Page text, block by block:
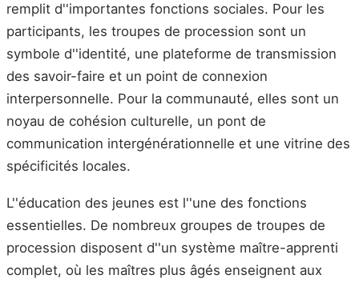
remplit d''importantes fonctions sociales. Pour les
participants, les troupes de procession sont un
symbole d''identité, une plateforme de transmission
des savoir-faire et un point de connexion
interpersonnelle. Pour la communauté, elles sont un
noyau de cohésion culturelle, un pont de
communication intergénérationnelle et une vitrine des
spécificités locales.
L''éducation des jeunes est l''une des fonctions
essentielles. De nombreux groupes de troupes de
procession disposent d''un système maître-apprenti
complet, où les maîtres plus âgés enseignent aux